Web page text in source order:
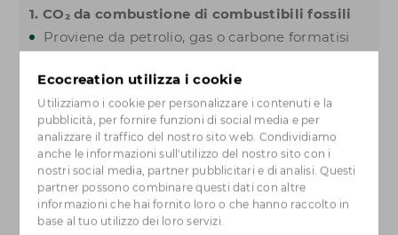
Ecocreation utilizza i cookie
Utilizziamo i cookie per personalizzare i contenuti e la
pubblicità, per fornire funzioni di social media e per
analizzare il traffico del nostro sito web. Condividiamo
anche le informazioni sull'utilizzo del nostro sito con i
nostri social media, partner pubblicitari e di analisi. Questi
partner possono combinare questi dati con altre
informazioni che hai fornito loro o che hanno raccolto in
base al tuo utilizzo dei loro servizi.
1. CO₂ da combustione di combustibili fossili
Proviene da petrolio, gas o carbone formatisi
La combustione di questi combustibili rilascia
carbonio "vecchio" che non era presente nel
ciclo del carbonio da molto tempo.
Questo aggiunge ulteriore CO₂ all'atmosfera e
contribuisce all'aumento dell'effetto serra.
2. CO₂ da processi biologici (come in un
ecodigestore)